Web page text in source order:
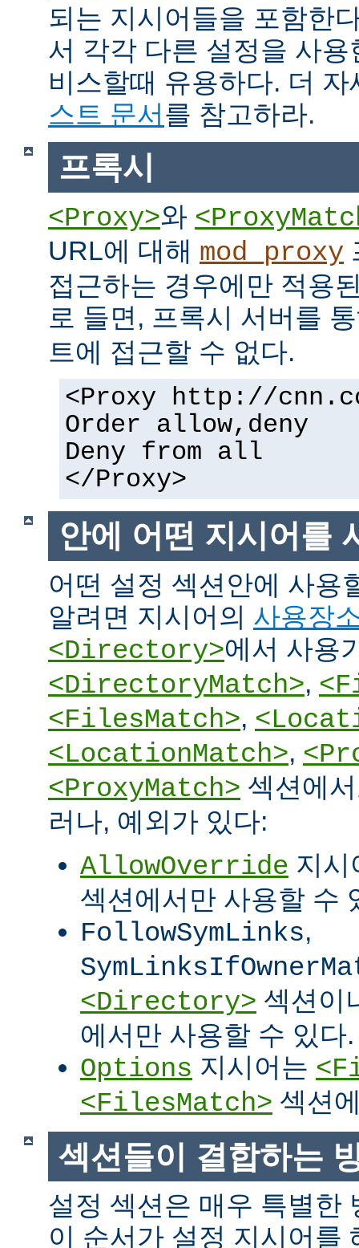
되는 지시어들을 포함한
서 각각 다른 설정을 사
비스할때 유용하다. 더
스트 문서를 참고하라.
프록시
<Proxy>와
URL에 대해 mod_proxy
접근하는 경우에만 적용
로 들면, 프록시 서버를
트에 접근할 수 없다.
<Proxy http://
Order allow,deny
Deny from all
</Proxy>
안에 어떤 지시어를
어떤 설정 섹션안에 사용
알려면 지시어의 사용장
<Directory>에서 사용
<DirectoryMatch>,
<FilesMatch>,
<LocationMatch>,
<ProxyMatch> 섹션에
러나, 예외가 있다:
AllowOverride 지
섹션에서만 사용할 수
FollowSymLinks,
<Directory> 섹션이
에서만 사용할 수 있다.
Options 지시어는
<FilesMatch> 섹션
섹션들이 결합하는
설정 섹션은 매우 특별한
이 순서가 설정 지시어를